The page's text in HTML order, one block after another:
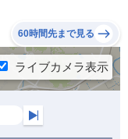
60時間先まで見る